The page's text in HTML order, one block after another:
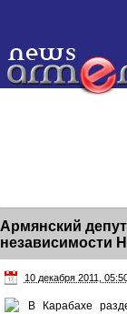
Армянский
независимости
10 декабря 2011,
В Карабахе